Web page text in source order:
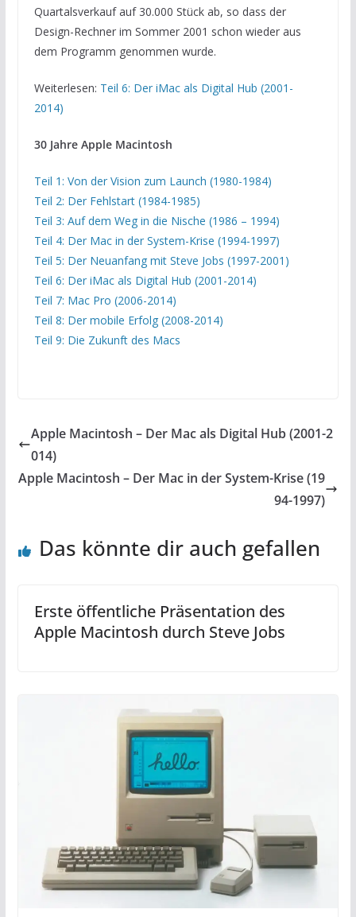
Quartalsverkauf auf 30.000 Stück ab, so dass der
Design-Rechner im Sommer 2001 schon wieder aus
dem Programm genommen wurde.
Weiterlesen: Teil 6: Der iMac als Digital Hub (2001-
2014)
30 Jahre Apple Macintosh
Teil 1: Von der Vision zum Launch (1980-1984)
Teil 2: Der Fehlstart (1984-1985)
Teil 3: Auf dem Weg in die Nische (1986 – 1994)
Teil 4: Der Mac in der System-Krise (1994-1997)
Teil 5: Der Neuanfang mit Steve Jobs (1997-2001)
Teil 6: Der iMac als Digital Hub (2001-2014)
Teil 7: Mac Pro (2006-2014)
Teil 8: Der mobile Erfolg (2008-2014)
Teil 9: Die Zukunft des Macs
Apple Macintosh – Der Mac als Digital Hub (2001-2
014)
Apple Macintosh – Der Mac in der System-Krise (19
94-1997)
Das könnte dir auch gefallen
Erste öffentliche Präsentation des
Apple Macintosh durch Steve Jobs